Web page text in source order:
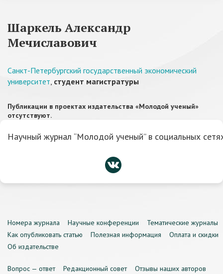
Шаркель Александр
Мечиславович
Санкт-Петербургский государственный экономический
университет, студент магистратуры
Публикации в проектах издательства «Молодой ученый»
отсутствуют.
Научный журнал “Молодой ученый” в социальных
Номера журнала Научные конференции
Тематические журналы
Как опубликовать статью
Полезная информация
Оплата и скидки
Об издательстве
Вопрос — ответ Редакционный совет Отзывы наших авторов